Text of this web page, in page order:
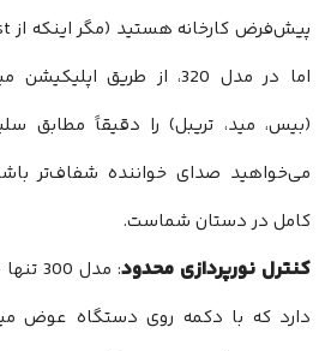
اما در مدل 320، از طریق
(بیس، مید، تریبل) را دقیقاً مطابق
می‌خواهید صدای خواننده شفاف‌تر
کامل در دستان شماست.
کنترل نورپردازی محدود
: مدل